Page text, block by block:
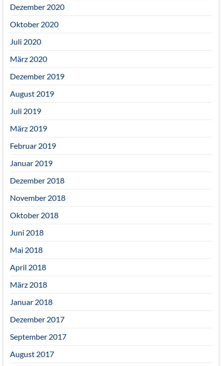
Dezember 2020
Oktober 2020
Juli 2020
März 2020
Dezember 2019
August 2019
Juli 2019
März 2019
Februar 2019
Januar 2019
Dezember 2018
November 2018
Oktober 2018
Juni 2018
Mai 2018
April 2018
März 2018
Januar 2018
Dezember 2017
September 2017
August 2017